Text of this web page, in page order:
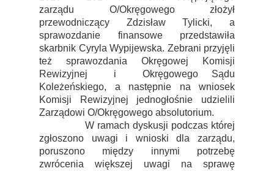
zarządu O/Okręgowego złożył
przewodniczący Zdzisław Tylicki, a
sprawozdanie finansowe przedstawiła
skarbnik Cyryla Wypijewska. Zebrani przyjęli
też sprawozdania Okręgowej Komisji
Rewizyjnej i Okręgowego Sądu
Koleżeńskiego, a następnie na wniosek
Komisji Rewizyjnej jednogłośnie udzielili
Zarządowi O/Okręgowego absolutorium.
W ramach dyskusji podczas której
zgłoszono uwagi i wnioski dla zarządu,
poruszono między innymi potrzebę
zwrócenia większej uwagi na sprawę